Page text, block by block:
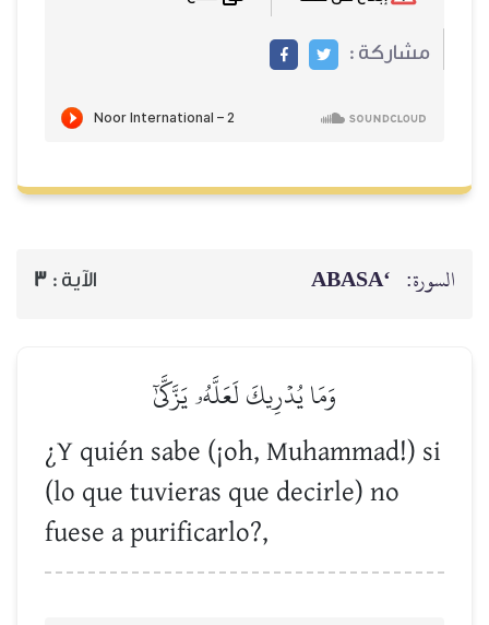
مشاركة :
السورة: ‘ABASA الآية : 3
وَمَا يُدۡرِيكَ لَعَلَّهُۥ يَزَّكَّىٰٓ
¿Y quién sabe (¡oh, Muhammad!) si
(lo que tuvieras que decirle) no
fuese a purificarlo?,